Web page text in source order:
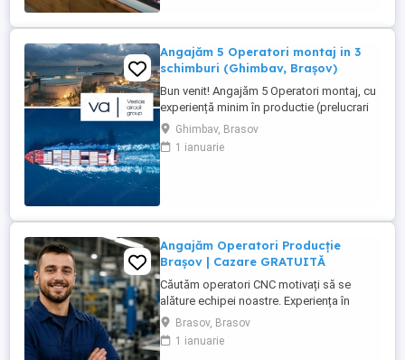
Rapiditate, ...
Angajăm 5 Operatori montaj in 3
schimburi (Ghimbav, Brașov)
Bun venit! Angajăm 5 Operatori montaj, cu
experiență minim în productie (prelucrari
prin aschiere). Căutăm persoane serioase,
dornice să învețe și să muncească, se va
oferi instruire la locul de muncă. Program:
Ghimbav, Brasov
1 ianuarie
Angajăm Operatori Producție
Brașov | Cazare GRATUITĂ
Căutăm operatori CNC motivați să se
alăture echipei noastre. Experiența în
domeniu reprezintă un avantaj. Oferim:
Cazare GRATUITĂ în apartamente complet
utilate; Pachet salarial atractiv; Transport
Brasov, Brasov
1 ianuarie